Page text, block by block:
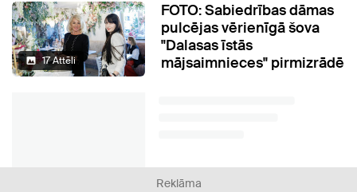
17 Attēli
FOTO: Sabiedrības dāmas
pulcējas vērienīgā šova
"Dalasas īstās
mājsaimnieces" pirmizrādē
Reklāma